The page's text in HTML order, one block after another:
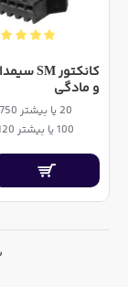
و مادگی
20 یا بیشتر 327,750ریال
100 یا بیشتر 319,120ریال